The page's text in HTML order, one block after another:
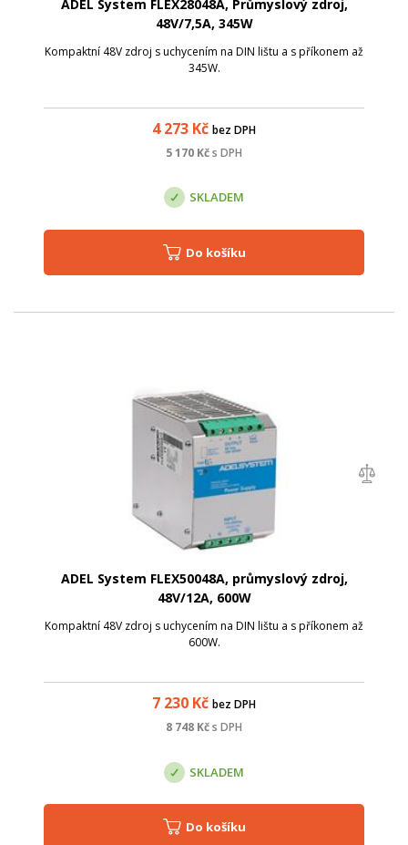
ADEL System FLEX28048A, Průmyslový zdroj,
48V/7,5A, 345W
Kompaktní 48V zdroj s uchycením na DIN lištu a s příkonem až
345W.
4 273 Kč bez DPH
5 170 Kčs DPH
SKLADEM
Do košíku
ADEL System FLEX50048A, průmyslový zdroj,
48V/12A, 600W
Kompaktní 48V zdroj s uchycením na DIN lištu a s příkonem až
600W.
7 230 Kč bez DPH
8 748 Kčs DPH
SKLADEM
Do košíku